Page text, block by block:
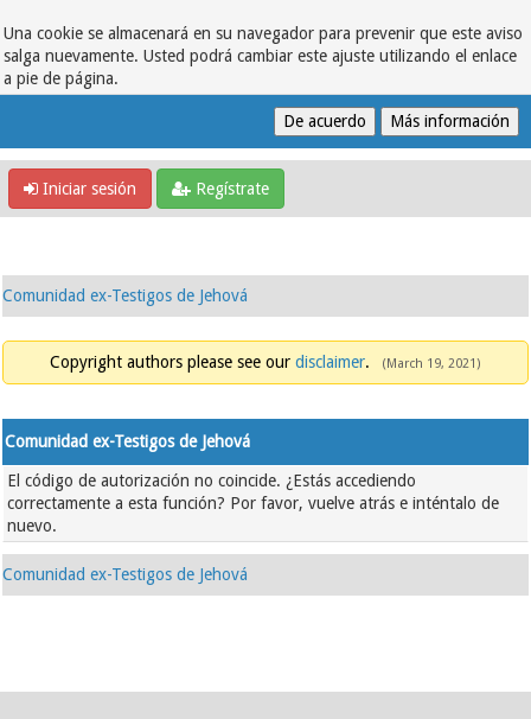
Una cookie se almacenará en su navegador para prevenir que este aviso
salga nuevamente. Usted podrá cambiar este ajuste utilizando el enlace
a pie de página.
Iniciar sesión Regístrate
Comunidad ex-Testigos de Jehová
Copyright authors please see our disclaimer. (March 19, 2021)
Comunidad ex-Testigos de Jehová
El código de autorización no coincide. ¿Estás accediendo
correctamente a esta función? Por favor, vuelve atrás e inténtalo de
nuevo.
Comunidad ex-Testigos de Jehová